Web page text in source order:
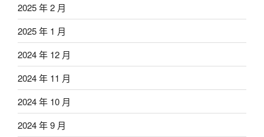
2025 年 2 月
2025 年 1 月
2024 年 12 月
2024 年 11 月
2024 年 10 月
2024 年 9 月